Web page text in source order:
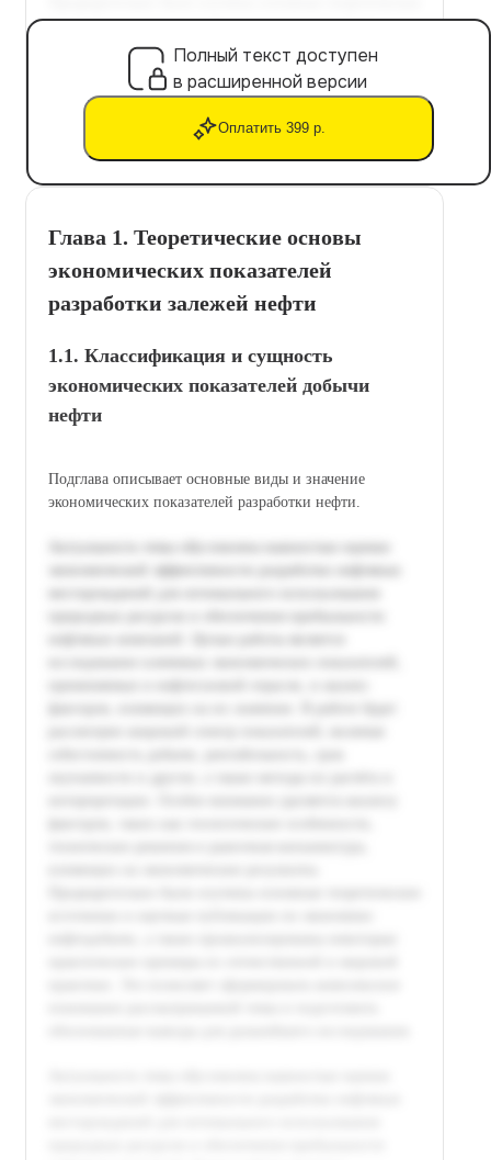
Полный текст доступен
в расширенной версии
Оплатить 399 р.
Глава 1. Теоретические основы
экономических показателей
разработки залежей нефти
1.1. Классификация и сущность
экономических показателей добычи
нефти
Подглавa описывает основные виды и значение
экономических показателей разработки нефти.